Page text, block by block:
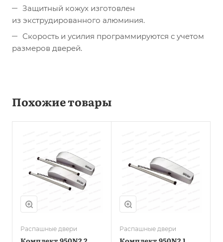
Защитный кожух изготовлен
из экструдированного алюминия.
Скорость и усилия программируются с учетом
размеров дверей.
Похожие товары
Распашные двери Распашные двери